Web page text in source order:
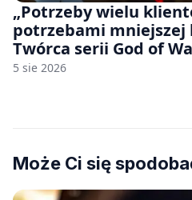
„Potrzeby wielu
potrzebami mniejszej
Twórca serii God of
rozumie, dlaczego
5 sie 2026
Może Ci się